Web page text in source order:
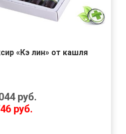
«Кэ лин» от кашля
руб.
руб.